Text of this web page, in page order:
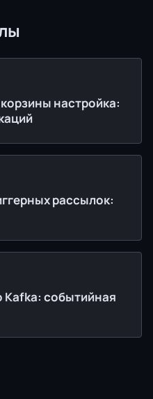
настройка:
рассылок:
событийная